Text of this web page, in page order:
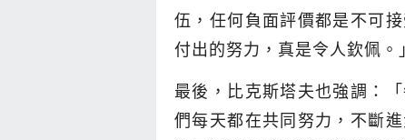
伍，任何負面評價都是不可
付出的努力，真是令人欽佩。
最後，比克斯塔夫也強調：
們每天都在共同努力，不斷